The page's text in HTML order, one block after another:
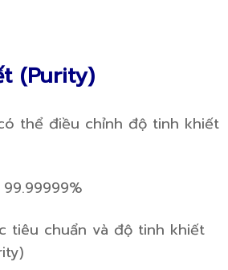
(Purity)
thể điều chỉnh độ tinh khiết
tiêu chuẩn và độ tinh khiết